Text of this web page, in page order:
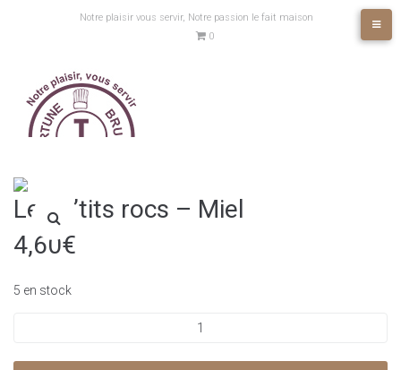
Notre plaisir vous servir, Notre passion le fait maison
0
Les p’tits rocs – Miel
4,60€
5 en stock
Les